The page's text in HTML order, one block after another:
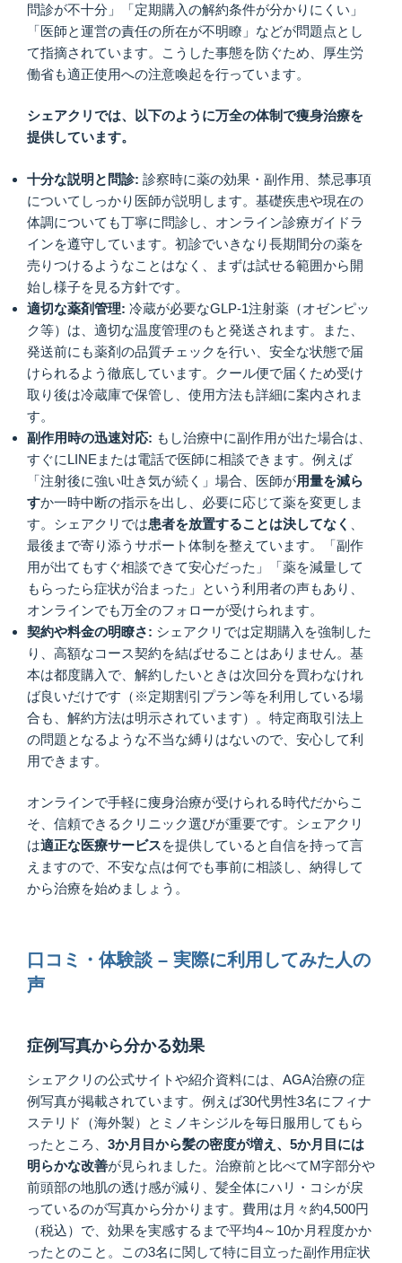
問診が不十分」「定期購入の解約条件が分かりにくい」
「医師と運営の責任の所在が不明瞭」などが問題点とし
て指摘されています。こうした事態を防ぐため、厚生労
働省も適正使用への注意喚起を行っています。
シェアクリでは、以下のように万全の体制で痩身治療を
提供しています。
十分な説明と問診: 診察時に薬の効果・副作用、禁忌事項
についてしっかり医師が説明します。基礎疾患や現在の
体調についても丁寧に問診し、オンライン診療ガイドラ
インを遵守しています。初診でいきなり長期間分の薬を
売りつけるようなことはなく、まずは試せる範囲から開
始し様子を見る方針です。
適切な薬剤管理: 冷蔵が必要なGLP-1注射薬（オゼンピッ
ク等）は、適切な温度管理のもと発送されます。また、
発送前にも薬剤の品質チェックを行い、安全な状態で届
けられるよう徹底しています。クール便で届くため受け
取り後は冷蔵庫で保管し、使用方法も詳細に案内されま
す。
副作用時の迅速対応: もし治療中に副作用が出た場合は、
すぐにLINEまたは電話で医師に相談できます。例えば
「注射後に強い吐き気が続く」場合、医師が用量を減ら
すか一時中断の指示を出し、必要に応じて薬を変更しま
す。シェアクリでは患者を放置することは決してなく
最後まで寄り添うサポート体制を整えています。「副作
用が出てもすぐ相談できて安心だった」「薬を減量して
もらったら症状が治まった」という利用者の声もあり、
オンラインでも万全のフォローが受けられます。
契約や料金の明瞭さ: シェアクリでは定期購入を強制した
り、高額なコース契約を結ばせることはありません。基
本は都度購入で、解約したいときは次回分を買わなけれ
ば良いだけです（※定期割引プラン等を利用している場
合も、解約方法は明示されています）。特定商取引法上
の問題となるような不当な縛りはないので、安心して利
用できます。
オンラインで手軽に痩身治療が受けられる時代だからこ
そ、信頼できるクリニック選びが重要です。シェアクリ
は適正な医療サービスを提供していると自信を持って言
えますので、不安な点は何でも事前に相談し、納得して
から治療を始めましょう。
口コミ・体験談 – 実際に利用してみた人の
声
症例写真から分かる効果
シェアクリの公式サイトや紹介資料には、AGA治療の症
例写真が掲載されています。例えば30代男性3名にフィナ
ステリド（海外製）とミノキシジルを毎日服用してもら
ったところ、 3か月目から髪の密度が増え、5か月目には
明らかな改善が見られました。治療前と比べてM字部分や
前頭部の地肌の透け感が減り、髪全体にハリ・コシが戻
っているのが写真から分かります。費用は月々約4,500円
（税込）で、効果を実感するまで平均4～10か月程度かか
ったとのこと。この3名に関して特に目立った副作用症状